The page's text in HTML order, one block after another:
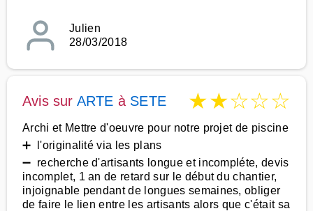
Julien
28/03/2018
Avis sur ARTE à SETE ★★☆☆☆
Archi et Mettre d'oeuvre pour notre projet de piscine
➕ l'originalité via les plans
➖ recherche d'artisants longue et incompléte, devis
incomplet, 1 an de retard sur le début du chantier,
injoignable pendant de longues semaines, obliger
de faire le lien entre les artisants alors que c'était sa